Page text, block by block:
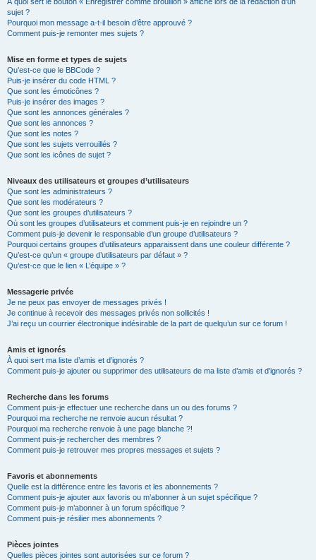
sujet ?
Pourquoi mon message a-t-il besoin d’être approuvé ?
Comment puis-je remonter mes sujets ?
Mise en forme et types de sujets
Qu’est-ce que le BBCode ?
Puis-je insérer du code HTML ?
Que sont les émoticônes ?
Puis-je insérer des images ?
Que sont les annonces générales ?
Que sont les annonces ?
Que sont les notes ?
Que sont les sujets verrouillés ?
Que sont les icônes de sujet ?
Niveaux des utilisateurs et groupes d’utilisateurs
Que sont les administrateurs ?
Que sont les modérateurs ?
Que sont les groupes d’utilisateurs ?
Où sont les groupes d’utilisateurs et comment puis-je en rejoindre un ?
Comment puis-je devenir le responsable d’un groupe d’utilisateurs ?
Pourquoi certains groupes d’utilisateurs apparaissent dans une couleur différente ?
Qu’est-ce qu’un « groupe d’utilisateurs par défaut » ?
Qu’est-ce que le lien « L’équipe » ?
Messagerie privée
Je ne peux pas envoyer de messages privés !
Je continue à recevoir des messages privés non sollicités !
J’ai reçu un courrier électronique indésirable de la part de quelqu’un sur ce forum !
Amis et ignorés
À quoi sert ma liste d’amis et d’ignorés ?
Comment puis-je ajouter ou supprimer des utilisateurs de ma liste d’amis et d’ignorés ?
Recherche dans les forums
Comment puis-je effectuer une recherche dans un ou des forums ?
Pourquoi ma recherche ne renvoie aucun résultat ?
Pourquoi ma recherche renvoie à une page blanche ?!
Comment puis-je rechercher des membres ?
Comment puis-je retrouver mes propres messages et sujets ?
Favoris et abonnements
Quelle est la différence entre les favoris et les abonnements ?
Comment puis-je ajouter aux favoris ou m’abonner à un sujet spécifique ?
Comment puis-je m’abonner à un forum spécifique ?
Comment puis-je résilier mes abonnements ?
Pièces jointes
Quelles pièces jointes sont autorisées sur ce forum ?